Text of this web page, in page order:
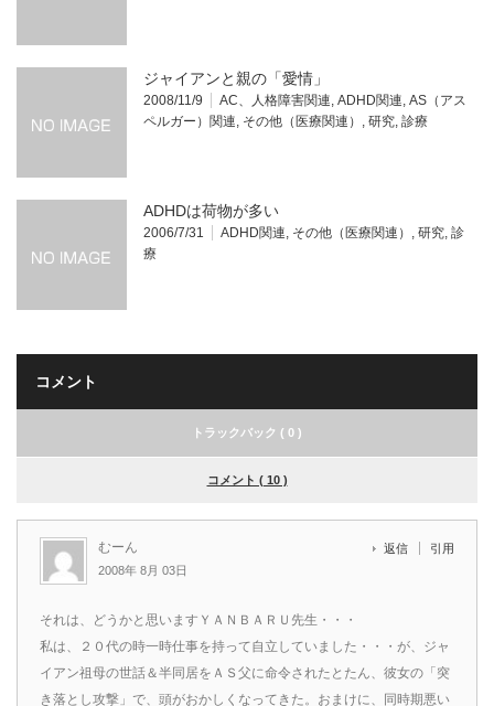
ジャイアンと親の「愛情」
2008/11/9 AC、人格障害関連, ADHD関連, AS（アス
ペルガー）関連, その他（医療関連） , 研究, 診療
ADHDは荷物が多い
2006/7/31 ADHD関連, その他（医療関連） , 研究, 診
療
コメント
トラックバック ( 0 )
コメント ( 10 )
むーん
2008年 8月 03日
返信 引用
それは、どうかと思いますＹＡＮＢＡＲＵ先生・・・
私は、２０代の時一時仕事を持って自立していました・・・が、ジャ
イアン祖母の世話＆半同居をＡＳ父に命令されたとたん、彼女の「突
き落とし攻撃」で、頭がおかしくなってきた。おまけに、同時期悪い